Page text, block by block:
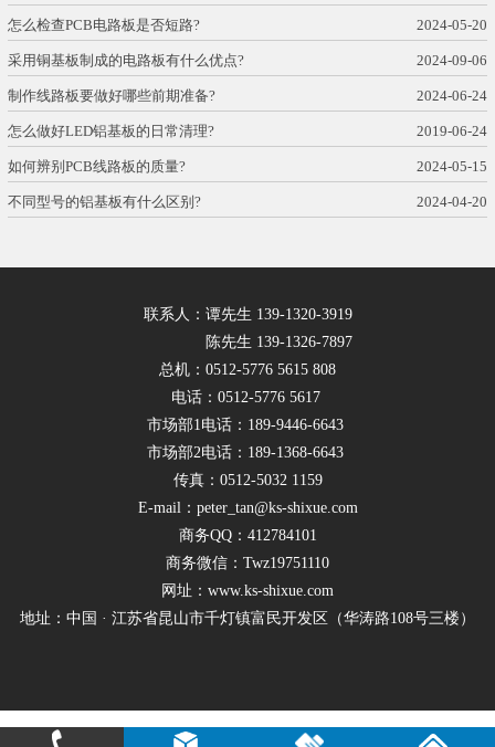
怎么检查PCB电路板是否短路? 2024-05-20
采用铜基板制成的电路板有什么优点? 2024-09-06
制作线路板要做好哪些前期准备? 2024-06-24
怎么做好LED铝基板的日常清理? 2019-06-24
如何辨别PCB线路板的质量? 2024-05-15
不同型号的铝基板有什么区别? 2024-04-20
联系人：谭先生 139-1320-3919
陈先生 139-1326-7897
总机：0512-5776 5615 808
电话：0512-5776 5617
市场部1电话：189-9446-6643
市场部2电话：189-1368-6643
传真：0512-5032 1159
E-mail：peter_tan@ks-shixue.com
商务QQ：412784101
商务微信：Twz19751110
网址：www.ks-shixue.com
地址：中国 · 江苏省昆山市千灯镇富民开发区（华涛路108号三楼）